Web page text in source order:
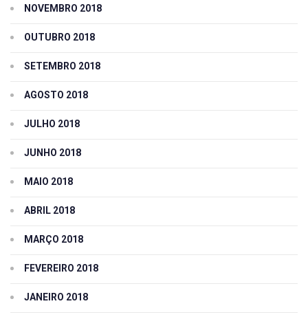
NOVEMBRO 2018
OUTUBRO 2018
SETEMBRO 2018
AGOSTO 2018
JULHO 2018
JUNHO 2018
MAIO 2018
ABRIL 2018
MARÇO 2018
FEVEREIRO 2018
JANEIRO 2018